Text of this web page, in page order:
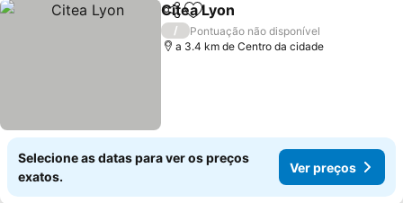
PartilharAdicionar aos favoritos
Citea Lyon
/
Pontuação não disponível
a 3.4 km de Centro da cidade
Selecione as datas para ver os preços
exatos.
Ver preços